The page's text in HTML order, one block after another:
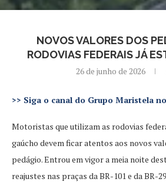
NOVOS VALORES DOS
RODOVIAS FEDERAIS JÁ
26 de junho de 2026
>> Siga o canal do Grupo Maristela
Motoristas que utilizam as rodovias
gaúcho devem ficar atentos aos novos
pedágio. Entrou em vigor a meia noite
reajustes nas praças da BR-101 e da BR-